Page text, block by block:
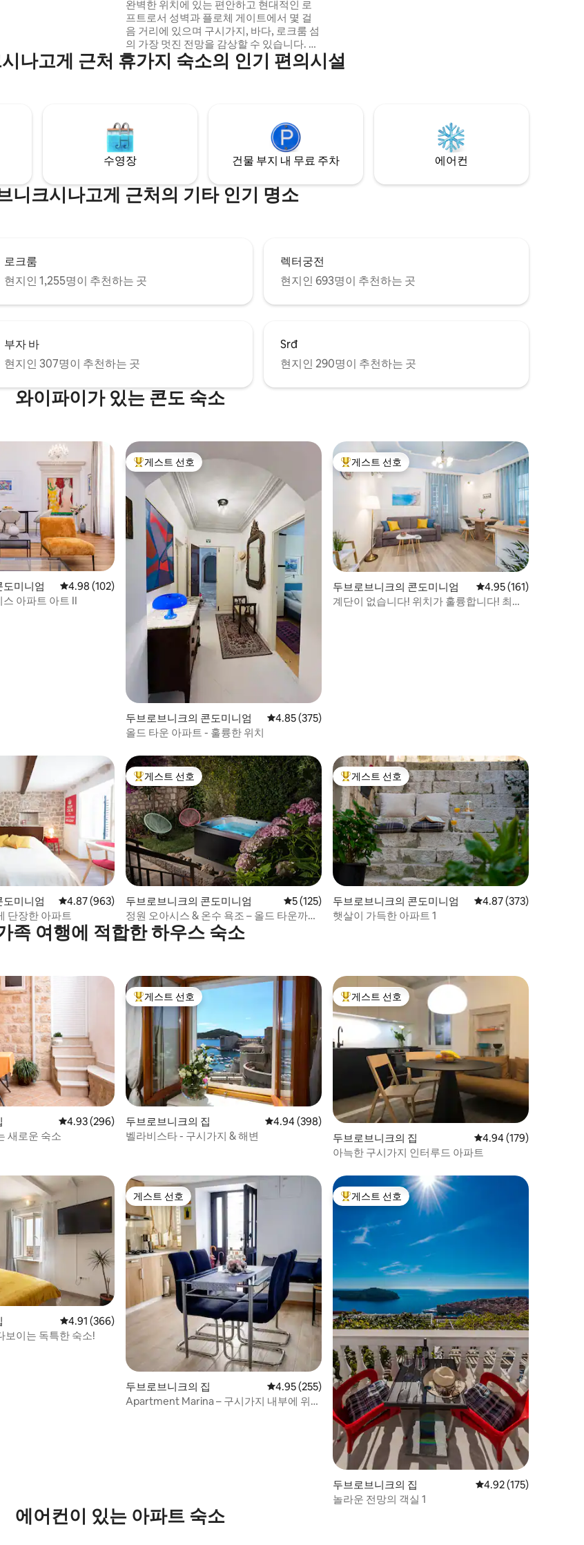
는 현대적인 2베드룸 로프트
완벽한 위치에 있는 편안하고 현대적인 로
프트로서 성벽과 플로체 게이트에서 몇 걸
음 거리에 있으며 구시가지, 바다, 로크룸 섬
의 가장 멋진 전망을 감상할 수 있습니다. 더
블 침실 2개, 욕실, 화장실, 시설이 완비된 주
방, 사무실, 넓은 식사 공간, 거실 공간으로
위에 위치하고 있으며 모든 주요 관광지와
해변이 도보 거리에 있습니다.
나고게 근처 휴가지 숙소의 인기 편의시설
수영장 건물 부지 내 무료 주차 에어컨
니크시나고게 근처의 기타 인기 명소
로크룸
현지인 1,255명이 추천하는 곳
렉터궁전
현지인 693명이 추천하는 곳
부자 바
현지인 307명이 추천하는 곳
Srđ
현지인 290명이 추천하는 곳
와이파이가 있는 콘도 숙소
도미니엄 평점 4.98점(5점 만점), 후기 102개
4.98 (102)
아파트 아트 II
상위 게스트 선호
게스트 선호
두브로브니크의 콘도미니엄 평점 4.85점(5점 만점), 후기 375개
4.85 (375)
올드 타운 아파트 - 훌륭한 위치
상위 게스트 선호
게스트 선호
두브로브니크의 콘도미니엄 평점 4.95점(5점 만점),
4.95 (161)
계단이 없습니다! 위치가 훌륭합니다! 최고
도미니엄 평점 4.87점(5점 만점), 후기 963개
4.87 (963)
단장한 아파트
상위 게스트 선호
게스트 선호
두브로브니크의 콘도미니엄 평점 5점(5점 만점), 후기 125개
5 (125)
정원 오아시스 & 온수 욕조 – 올드 타운까지
몇 걸음
상위 게스트 선호
게스트 선호
두브로브니크의 콘도미니엄 평점 4.87점(5점 만점),
4.87 (373)
햇살이 가득한 아파트 1
족 여행에 적합한 하우스 숙소
평점 4.93점(5점 만점), 후기 296개
4.93 (296)
새로운 숙소
상위 게스트 선호
게스트 선호
두브로브니크의 집 평점 4.94점(5점 만점), 후기 398개
4.94 (398)
벨라비스타 - 구시가지 & 해변
상위 게스트 선호
게스트 선호
두브로브니크의 집 평점 4.94점(5점 만점),
4.94 (179)
아늑한 구시가지 인터루드 아파트
평점 4.91점(5점 만점), 후기 366개
4.91 (366)
보이는 독특한 숙소!
게스트 선호
게스트 선호
두브로브니크의 집 평점 4.95점(5점 만점), 후기 255개
4.95 (255)
Apartment Marina – 구시가지 내부에 위치
상위 게스트 선호
게스트 선호
두브로브니크의 집 평점 4.92점(5점 만점),
4.92 (175)
놀라운 전망의 객실 1
에어컨이 있는 아파트 숙소